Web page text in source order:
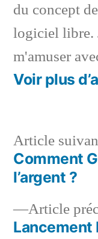
du concept
logiciel libre.
m'amuser
Voir plus
l’article
Article
Lancement
Article
Comment
l’argent ?